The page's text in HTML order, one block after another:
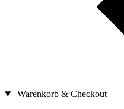
Warenkorb & Checkout